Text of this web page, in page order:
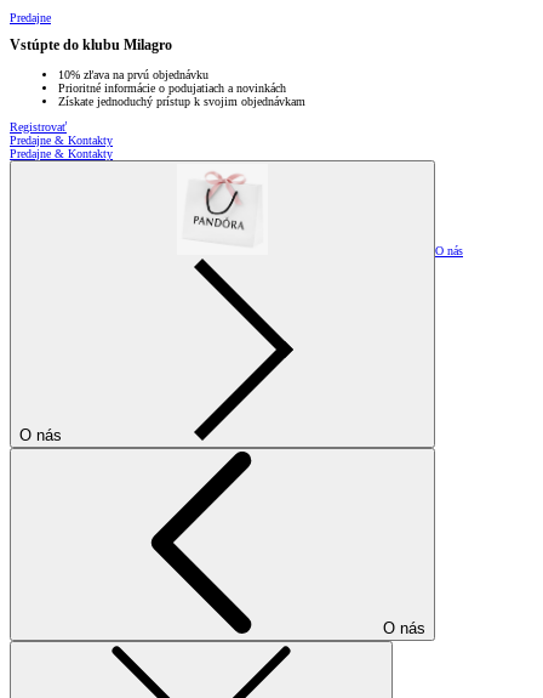
Predajne
Vstúpte do klubu Milagro
10% zľava na prvú objednávku
Prioritné informácie o podujatiach a novinkách
Získate jednoduchý prístup k svojim objednávkam
Registrovať
Predajne & Kontakty
Predajne & Kontakty
O nás
O nás
O nás